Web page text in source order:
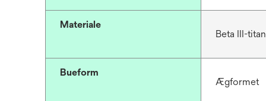
Materiale
Beta III-
Bueform
Ægformet